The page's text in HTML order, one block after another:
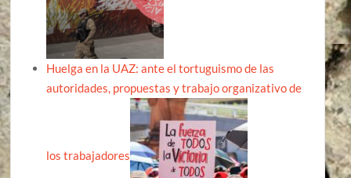
Huelga en la UAZ: ante el tortuguismo de las
autoridades, propuestas y trabajo organizativo de
los trabajadores